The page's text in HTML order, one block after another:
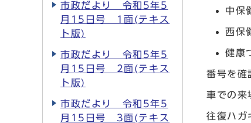
中保
西保
健康
番号を確
車での来
往復ハガ
市政だより 令和5年5
月15日号 1面(テキス
ト版)
市政だより 令和5年5
月15日号 2面(テキス
ト版)
市政だより 令和5年5
月15日号 3面(テキス